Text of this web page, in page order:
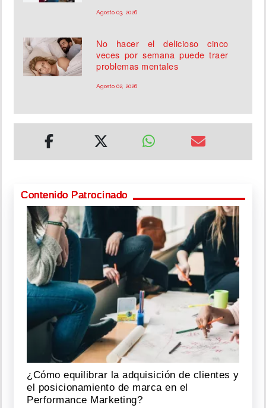
Agosto 03, 2026
No hacer el delicioso cinco
veces por semana puede traer
problemas mentales
Agosto 02, 2026
Contenido Patrocinado
¿Cómo equilibrar la adquisición de clientes y
el posicionamiento de marca en el
Performance Marketing?